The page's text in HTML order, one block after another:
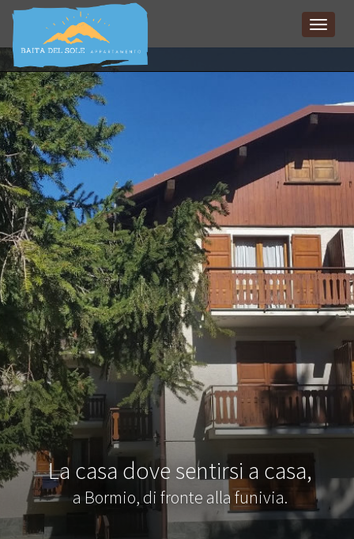
La casa dove sentirsi a casa,
a Bormio, di fronte alla funivia.